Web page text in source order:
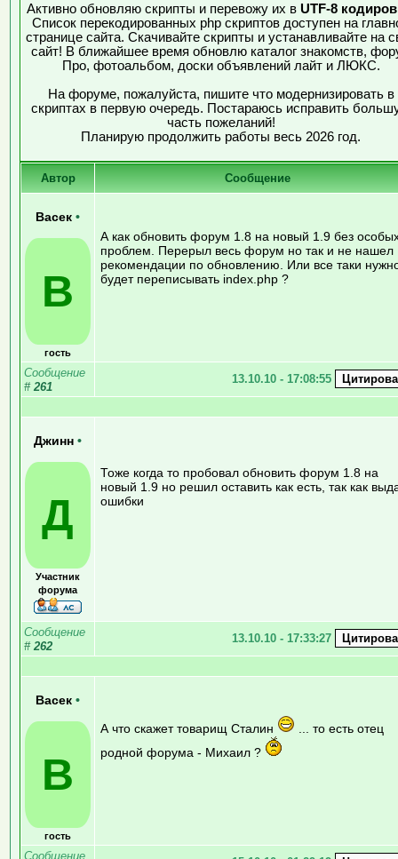
Активно обновляю скрипты и перевожу их в UTF-8
Список перекодированных php скриптов доступен на
странице сайта. Скачивайте скрипты и устанавливайте на
сайт! В ближайшее время обновлю каталог знакомств,
Про, фотоальбом, доски объявлений лайт и ЛЮКС.
На форуме, пожалуйста, пишите что модернизировать в
скриптах в первую очередь. Постараюсь исправить
часть пожеланий!
Планирую продолжить работы весь 2026 год.
Автор Сообщение
Васек •
В
гость
А как обновить форум 1.8 на новый 1.9 без
проблем. Перерыл весь форум но так и не нашел
рекомендации по обновлению. Или все таки
будет переписывать index.php ?
Сообщение
# 261
13.10.10 - 17:08:55
Джинн •
Д
Участник
форума
Тоже когда то пробовал обновить форум 1.8 на
новый 1.9 но решил оставить как есть, так как
ошибки
Сообщение
# 262
13.10.10 - 17:33:27
Васек •
В
гость
А что скажет товарищ Сталин
... то есть отец
родной форума - Михаил ?
Сообщение